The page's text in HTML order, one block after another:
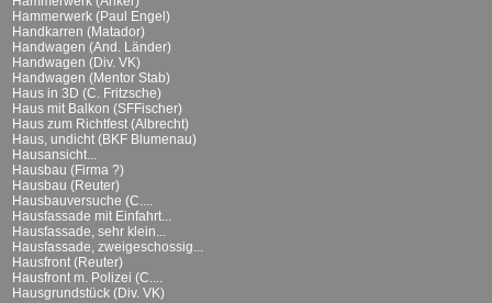
Hammerwerk (Paul Engel)
Handkarren (Matador)
Handwagen (And. Länder)
Handwagen (Div. VK)
Handwagen (Mentor Stab)
Haus in 3D (C. Fritzsche)
Haus mit Balkon (SFFischer)
Haus zum Richtfest (Albrecht)
Haus, undicht (BKF Blumenau)
Hausansicht...
Hausbau (Firma ?)
Hausbau (Reuter)
Hausbauversuche (C....
Hausfassade mit Einfahrt...
Hausfassade, sehr klein...
Hausfassade, zweigeschossig...
Hausfront (Reuter)
Hausfront m. Polizei (C....
Hausgrundstück (Div. VK)